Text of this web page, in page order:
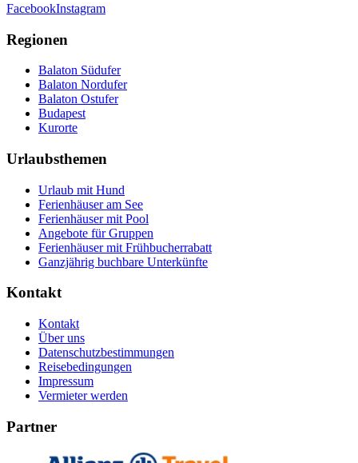
FacebookInstagram
Regionen
Balaton Südufer
Balaton Nordufer
Balaton Ostufer
Budapest
Kurorte
Urlaubsthemen
Urlaub mit Hund
Ferienhäuser am See
Ferienhäuser mit Pool
Angebote für Gruppen
Ferienhäuser mit Frühbucherrabatt
Ganzjährig buchbare Unterkünfte
Kontakt
Kontakt
Über uns
Datenschutzbestimmungen
Reisebedingungen
Impressum
Vermieter werden
Partner